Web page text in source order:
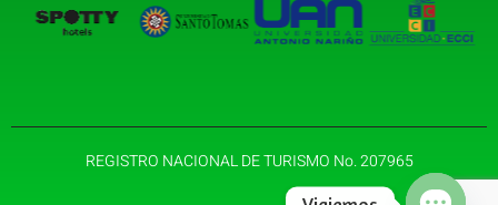
REGISTRO NACIONAL DE TURISMO No. 207965